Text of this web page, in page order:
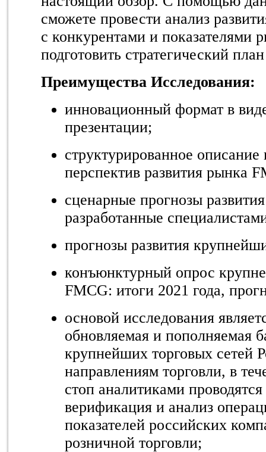
сможете провести анализ
с конкурентами и показателями
подготовить стратегический
Преимущества Исследования:
инновационный формат в
презентации;
структурированное
перспектив развития рынка
сценарные прогнозы
разработанные
прогнозы развития
конъюнктурный опрос
FMCG: итоги 2021 года,
основой исследования
обновляемая и пополняемая
крупнейших торговых сетей
направлениям торговли, в
стоп аналитиками
верификация и анализ
показателей российских
розничной торговли;